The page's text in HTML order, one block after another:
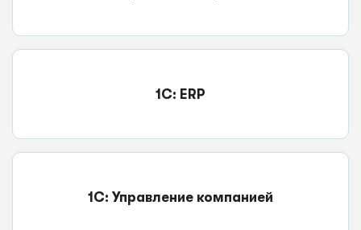
1C: ERP
1С: Управление компанией